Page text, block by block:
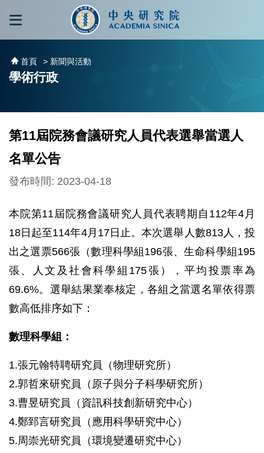
跳到主要內容區塊
首頁 > 新聞與活動
學術行政
第11屆院務會議研究人員代表選舉當選人
名單公告
發布時間: 2023-04-18
本院第11屆院務會議研究人員代表聘期自112年4月
18日起至114年4月17日止。本次選舉人數813人，投
出之選票566張（數理科學組196張、生命科學組195
張、人文及社會科學組175張），平均投票率為
69.6%。選舉結果業奉核定，各組之當選名單依得票
數高低排序如下：
數理科學組：
1.張元翰特聘研究員（物理研究所）
2.郭哲來研究員（原子與分子科學研究所）
3.曹昱研究員（資訊科技創新研究中心）
4.鄭郅言研究員（應用科學研究中心）
5.周崇光研究員（環境變遷研究中心）